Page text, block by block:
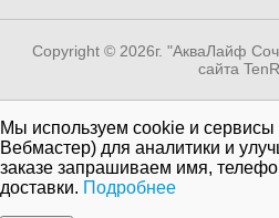
Copyright © 2026г. "АкваЛайф
сайта
Мы используем cookie и сервисы
Вебмастер) для аналитики и
заказе запрашиваем имя,
доставки. Подробнее